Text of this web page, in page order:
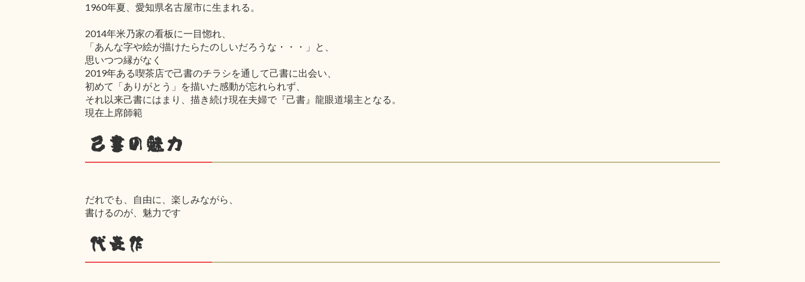
1960年夏、愛知県名古屋市に生まれる。
2014年米乃家の看板に一目惚れ、
「あんな字や絵が描けたらたのしいだろうな・・・」と、
思いつつ縁がなく
2019年ある喫茶店で己書のチラシを通して己書に出会い、
初めて「ありがとう」を描いた感動が忘れられず、
それ以来己書にはまり、描き続け現在夫婦で『己書』龍眼道場主となる。
現在上席師範
己書の魅力
だれでも、自由に、楽しみながら、
書けるのが、魅力です
代表作